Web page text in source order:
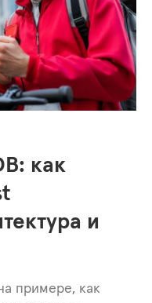
как
и
примере, как